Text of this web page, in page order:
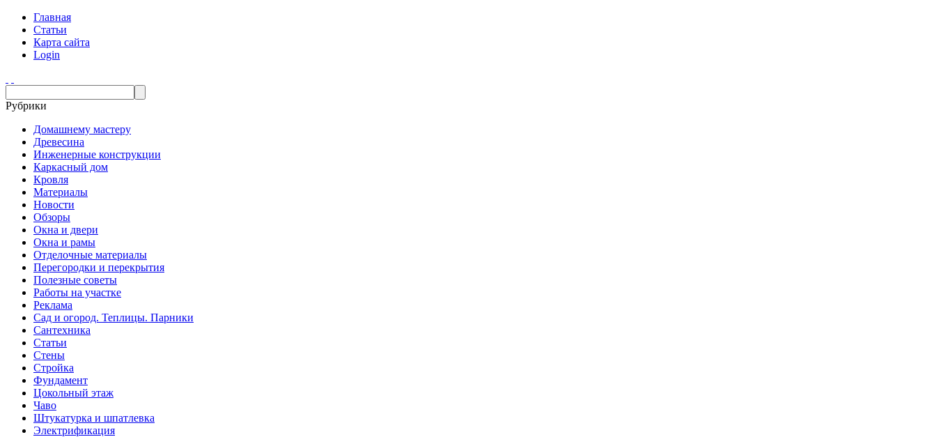
Главная
Статьи
Карта сайта
Login
Рубрики
Домашнему мастеру
Древесина
Инженерные конструкции
Каркасный дом
Кровля
Материалы
Новости
Обзоры
Окна и двери
Окна и рамы
Отделочные материалы
Перегородки и перекрытия
Полезные советы
Работы на участке
Реклама
Сад и огород. Теплицы. Парники
Сантехника
Статьи
Стены
Стройка
Фундамент
Цокольный этаж
Чаво
Штукатурка и шпатлевка
Электрификация